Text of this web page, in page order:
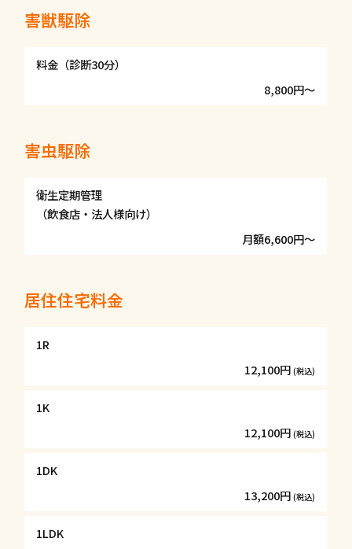
害獣駆除
料金（診断30分）
8,800円〜
害虫駆除
衛生定期管理
（飲食店・法人様向け）
月額6,600円〜
居住住宅料金
1R
12,100円 (税込)
1K
12,100円 (税込)
1DK
13,200円 (税込)
1LDK